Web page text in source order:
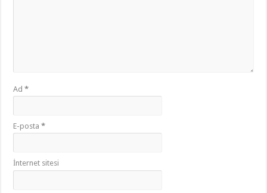
Ad*
E-posta*
İnternet sitesi